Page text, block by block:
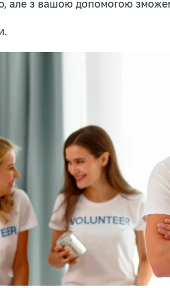
але з вашою допомогою